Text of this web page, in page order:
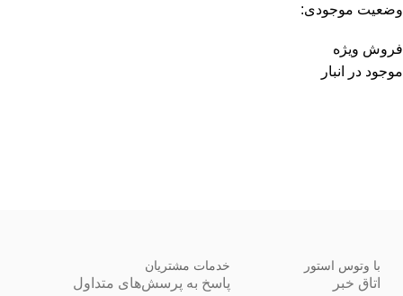
وضعیت موجودی:
فروش ویژه
موجود در انبار
با وتوس استور
اتاق خبر
خدمات مشتریان
پاسخ به پرسش‌های متداول